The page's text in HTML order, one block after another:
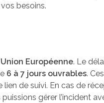
besoins.
Européenne. Le
6 à 7 jours ouvrables.
de suivi. En cas de
gérer l’incident